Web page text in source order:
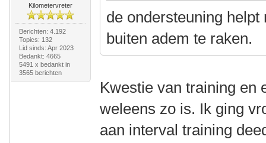
Kilometervreter
Berichten: 4.192
Topics: 132
Lid sinds: Apr 2023
Bedankt: 4665
5491 x bedankt in
3565 berichten
de ondersteuning
buiten adem te raken.
Kwestie van training en
weleens zo is. Ik ging
aan interval training